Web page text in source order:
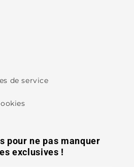
de service
pour ne pas manquer
exclusives !